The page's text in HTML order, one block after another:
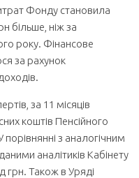
Фонду становила
більше, ніж за
року. Фінансове
за рахунок
за 11 місяців
коштів Пенсійного
з анало­гічним
аналітиків Кабінету
грн. Також в Уряді